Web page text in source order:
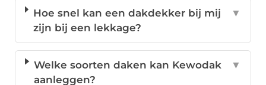
Hoe snel kan een dakdekker bij mij
zijn bij een lekkage?
▼
Welke soorten daken kan Kewodak
aanleggen?
▼